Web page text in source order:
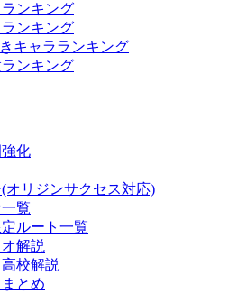
ンキング
ンキング
キャラランキング
ンキング
化
オリジンサクセス対応)
覧
ルート一覧
解説
校解説
とめ